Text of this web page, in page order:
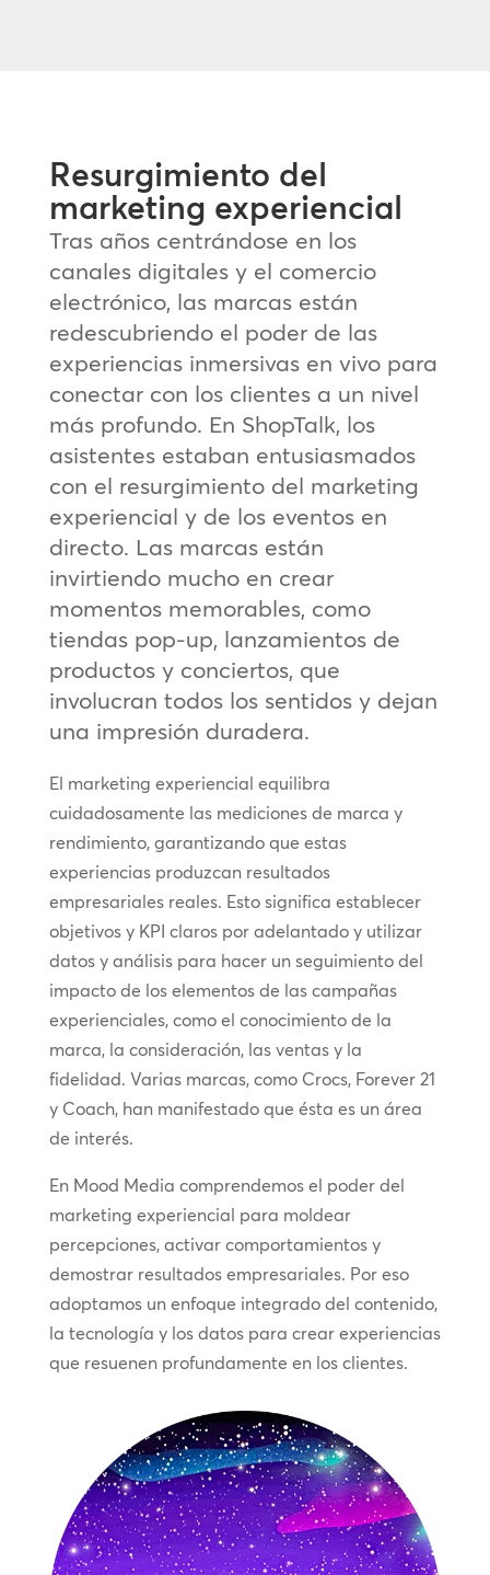
Resurgimiento del
marketing experiencial
Tras años centrándose en los
canales digitales y el comercio
electrónico, las marcas están
redescubriendo el poder de las
experiencias inmersivas en vivo para
conectar con los clientes a un nivel
más profundo. En ShopTalk, los
asistentes estaban entusiasmados
con el resurgimiento del marketing
experiencial y de los eventos en
directo. Las marcas están
invirtiendo mucho en crear
momentos memorables, como
tiendas pop-up, lanzamientos de
productos y conciertos, que
involucran todos los sentidos y dejan
una impresión duradera.
El marketing experiencial equilibra
cuidadosamente las mediciones de marca y
rendimiento, garantizando que estas
experiencias produzcan resultados
empresariales reales. Esto significa establecer
objetivos y KPI claros por adelantado y utilizar
datos y análisis para hacer un seguimiento del
impacto de los elementos de las campañas
experienciales, como el conocimiento de la
marca, la consideración, las ventas y la
fidelidad. Varias marcas, como Crocs, Forever 21
y Coach, han manifestado que ésta es un área
de interés.
En Mood Media comprendemos el poder del
marketing experiencial para moldear
percepciones, activar comportamientos y
demostrar resultados empresariales. Por eso
adoptamos un enfoque integrado del contenido,
la tecnología y los datos para crear experiencias
que resuenen profundamente en los clientes.